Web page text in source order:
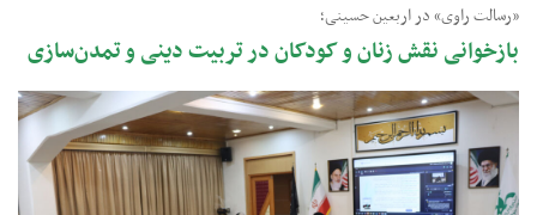
«رسالت راوی» در اربعین حسینی؛
بازخوانی نقش زنان و کودکان در تربیت دینی و تمدن‌سازی